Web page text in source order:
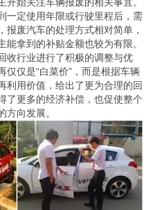
一定使用年限或行驶里程后，需
废汽车的处理方式相对简单，
拿到的补贴金额也较为有限。
收行业进行了积极的调整与优
仅是“白菜价”，而是根据车辆
利用价值，给出了更为合理的回
了更多的经济补偿，也促使整个
方向发展。